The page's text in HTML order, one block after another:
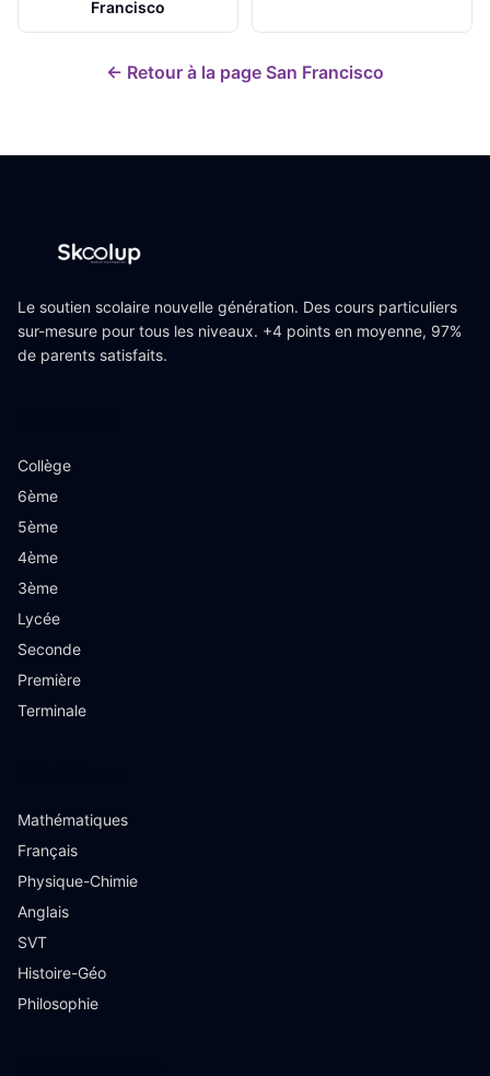
Francisco
← Retour à la page San Francisco
Le soutien scolaire nouvelle génération. Des cours particuliers
sur-mesure pour tous les niveaux. +4 points en moyenne, 97%
de parents satisfaits.
Collège
6ème
5ème
4ème
3ème
Lycée
Seconde
Première
Terminale
Mathématiques
Français
Physique-Chimie
Anglais
SVT
Histoire-Géo
Philosophie